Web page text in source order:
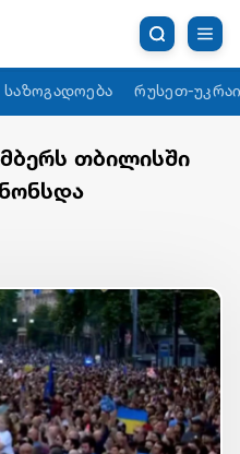
საზოგადოება რუსეთ-
თბილისში